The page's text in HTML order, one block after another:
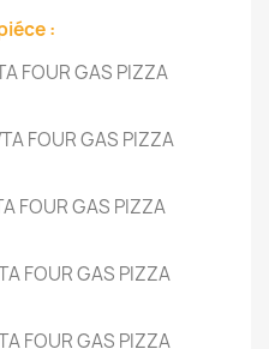
:
FOUR GAS PIZZA
FOUR GAS PIZZA
FOUR GAS PIZZA
FOUR GAS PIZZA
FOUR GAS PIZZA